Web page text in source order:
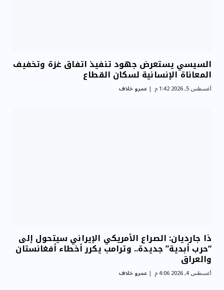
السيسي يستعرض جهود تنفيذ اتفاق غزة وتخفيف
المعاناة الإنسانية لسكان القطاع
أغسطس 5, 2026 1:42 م عمرو خلاف
ذا جارديان: الصراع الأمريكي الإيراني سيتحول إلى
“حرب أبدية” جديدة.. وترامب يكرر أخطاء أفغانستان
والعراق
أغسطس 4, 2026 4:06 م عمرو خلاف